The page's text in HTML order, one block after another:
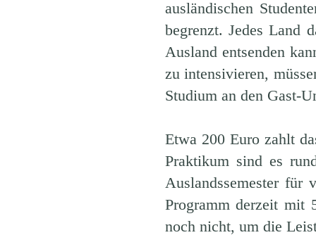
ausländischen
begrenzt. Jedes Land
Ausland entsenden
zu intensivieren,
Studium an den Gast-
Etwa 200 Euro zahlt
Praktikum sind es
Auslandssemester
Programm derzeit mit
noch nicht, um die